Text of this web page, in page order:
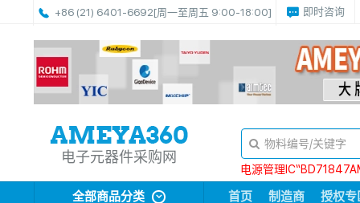
+86 (21) 6401-6692[周一至周五 9:00-18:00] 即时咨询
电子元器件采购网
电源管理
全部商品分类 首页 制造商 授权专